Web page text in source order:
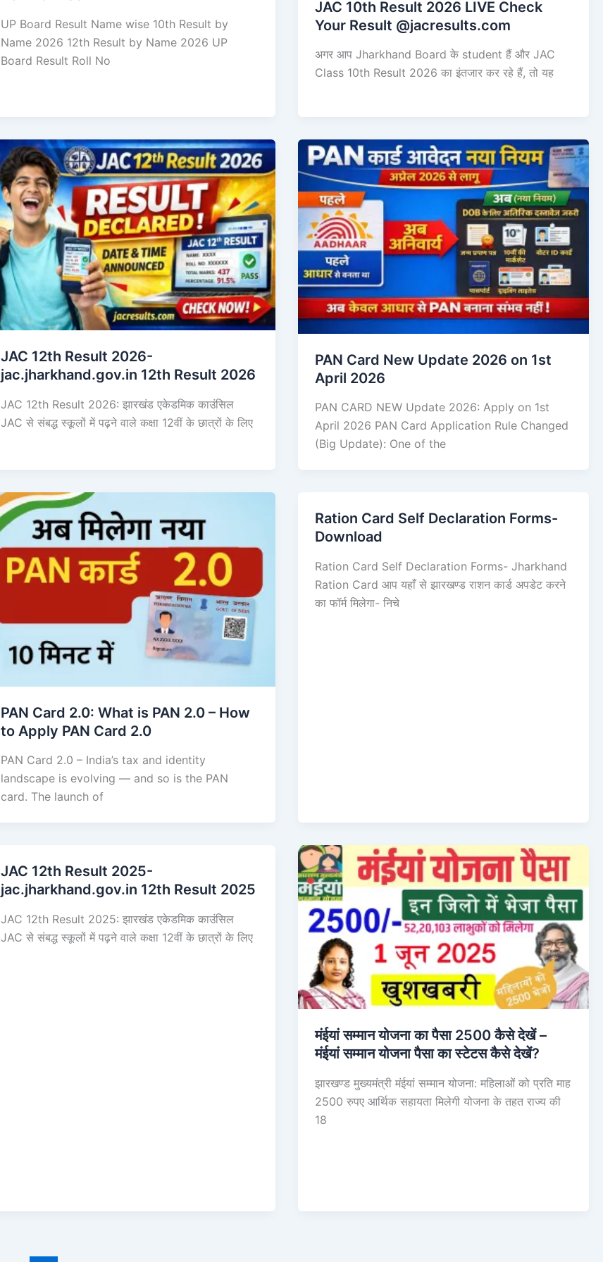
UP Board Result Name wise 10th Result by
Name 2026 12th Result by Name 2026 UP
Board Result Roll No
JAC 10th Result 2026 LIVE Check
Your Result @jacresults.com
अगर आप Jharkhand Board के student हैं और JAC
Class 10th Result 2026 का इंतजार कर रहे हैं, तो यह
JAC 12th Result 2026-
jac.jharkhand.gov.in 12th Result 2026
JAC 12th Result 2026: झारखंड एकेडमिक काउंसिल
JAC से संबद्ध स्कूलों में पढ़ने वाले कक्षा 12वीं के छात्रों के लिए
PAN Card New Update 2026 on 1st
April 2026
PAN CARD NEW Update 2026: Apply on 1st
April 2026 PAN Card Application Rule Changed
(Big Update): One of the
PAN Card 2.0: What is PAN 2.0 – How
to Apply PAN Card 2.0
PAN Card 2.0 – India’s tax and identity
landscape is evolving — and so is the PAN
card. The launch of
Ration Card Self Declaration Forms-
Download
Ration Card Self Declaration Forms- Jharkhand
Ration Card आप यहाँ से झारखण्ड राशन कार्ड अपडेट करने
का फॉर्म मिलेगा- निचे
JAC 12th Result 2025-
jac.jharkhand.gov.in 12th Result 2025
JAC 12th Result 2025: झारखंड एकेडमिक काउंसिल
JAC से संबद्ध स्कूलों में पढ़ने वाले कक्षा 12वीं के छात्रों के लिए
मंईयां सम्मान योजना का पैसा 2500 कैसे देखें –
मंईयां सम्मान योजना पैसा का स्टेटस कैसे देखें?
झारखण्ड मुख्यमंत्री मंईयां सम्मान योजना: महिलाओं को प्रति माह
2500 रुपए आर्थिक सहायता मिलेगी योजना के तहत राज्य की
18